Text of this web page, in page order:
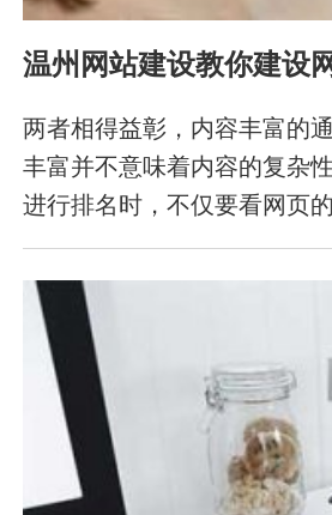
温州网站建设教你建设
两者相得益彰，内容丰富的
丰富并不意味着内容的复杂
进行排名时，不仅要看网页
如有多少外部链接，网页的
的网站肯定会排在内容贫乏
的支持存在差异，所以在设
常用的许多元素都来自搜索